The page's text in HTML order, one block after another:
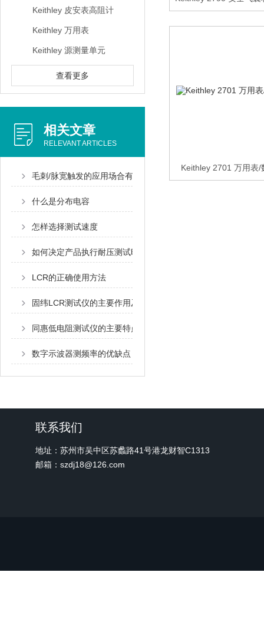
Keithley 皮安表高阻计
Keithley 万用表
Keithley 源测量单元
查看更多
相关文章
RELEVANT ARTICLES
毛刺/脉宽触发的应用场合有那些？
什么是分布电容
怎样选择测试速度
如何决定产品执行耐压测试时，使用的测试电压？
LCR的正确使用方法
固纬LCR测试仪的主要作用及测量步骤
同惠低电阻测试仪的主要特点与用途是怎样的？
数字示波器测频率的优缺点
Keithley 2701 万用表/
联系我们
地址：苏州市吴中区苏蠡路41号港龙财智C1313
邮箱：szdj18@126.com